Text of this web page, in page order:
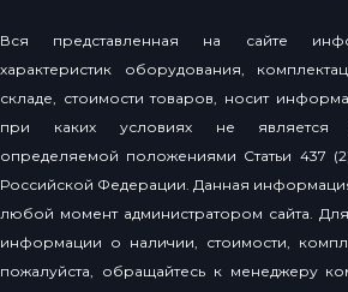
Вся представленная на сайте
характеристик оборудования,
складе, стоимости товаров, носит
при каких условиях не является
определяемой положениями Статьи 437
Российской Федерации. Данная
любой момент администратором сайта.
информации о наличии, стоимости,
пожалуйста, обращайтесь к менеджеру